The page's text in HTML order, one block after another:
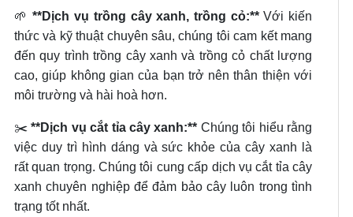
🌱**Dịch vụ trồng cây xanh, trồng cỏ:**Với kiến
thức và kỹ thuật chuyên sâu, chúng tôi cam kết mang
đến quy trình trồng cây xanh và trồng cỏ chất lượng
cao, giúp không gian của bạn trở nên thân thiện với
môi trường và hài hoà hơn.
✂️**Dịch vụ cắt tỉa cây xanh:** Chúng tôi hiểu rằng
việc duy trì hình dáng và sức khỏe của cây xanh là
rất quan trọng. Chúng tôi cung cấp dịch vụ cắt tỉa cây
xanh chuyên nghiệp để đảm bảo cây luôn trong tình
trạng tốt nhất.